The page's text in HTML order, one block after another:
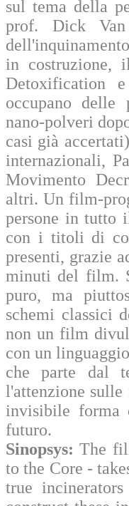
sul tema della
prof. Dick
in costruzione,
Detoxification
occupano delle
nano-polveri
casi già
internazionali,
Movimento
altri. Un film-
persone in tutto
con i titoli di
presenti, grazie
minuti del film.
puro, ma
schemi classici
non un film
con un
che parte dal
l'attenzione
invisibile forma
futuro.
Sinopsys:The
to the Core -
true